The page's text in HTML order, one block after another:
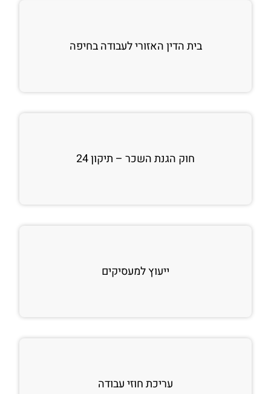
בית הדין האזורי לעבודה בחיפה
חוק הגנת השכר – תיקון 24
ייעוץ למעסיקים
עריכת חוזי עבודה